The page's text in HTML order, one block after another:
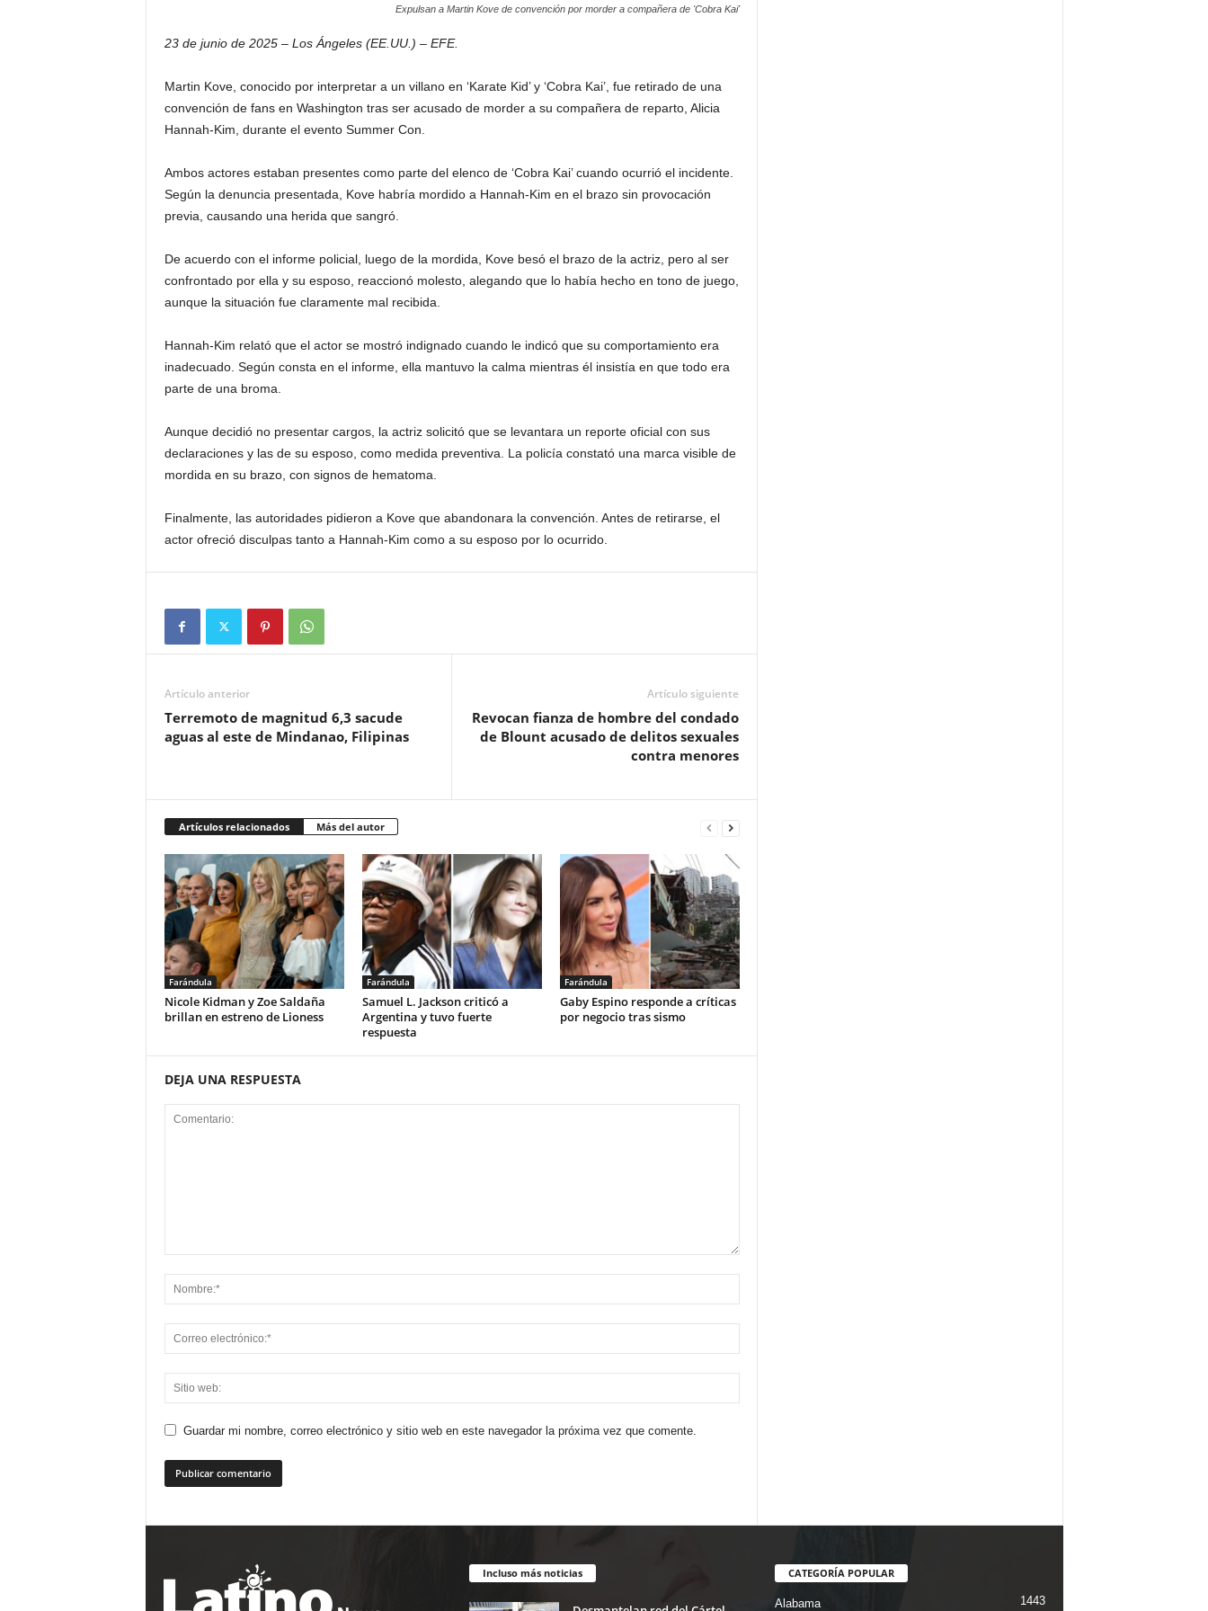
Expulsan a Martin Kove de convención por morder a compañera de 'Cobra Kai'
23 de junio de 2025 – Los Ángeles (EE.UU.) – EFE.
Martin Kove, conocido por interpretar a un villano en ‘Karate Kid’ y ‘Cobra Kai’, fue retirado de una
convención de fans en Washington tras ser acusado de morder a su compañera de reparto, Alicia
Hannah-Kim, durante el evento Summer Con.
Ambos actores estaban presentes como parte del elenco de ‘Cobra Kai’ cuando ocurrió el incidente.
Según la denuncia presentada, Kove habría mordido a Hannah-Kim en el brazo sin provocación
previa, causando una herida que sangró.
De acuerdo con el informe policial, luego de la mordida, Kove besó el brazo de la actriz, pero al ser
confrontado por ella y su esposo, reaccionó molesto, alegando que lo había hecho en tono de juego,
aunque la situación fue claramente mal recibida.
Hannah-Kim relató que el actor se mostró indignado cuando le indicó que su comportamiento era
inadecuado. Según consta en el informe, ella mantuvo la calma mientras él insistía en que todo era
parte de una broma.
Aunque decidió no presentar cargos, la actriz solicitó que se levantara un reporte oficial con sus
declaraciones y las de su esposo, como medida preventiva. La policía constató una marca visible de
mordida en su brazo, con signos de hematoma.
Finalmente, las autoridades pidieron a Kove que abandonara la convención. Antes de retirarse, el
actor ofreció disculpas tanto a Hannah-Kim como a su esposo por lo ocurrido.
Artículo anterior
Terremoto de magnitud 6,3 sacude
aguas al este de Mindanao, Filipinas
Artículo siguiente
Revocan fianza de hombre del condado
de Blount acusado de delitos sexuales
contra menores
Artículos relacionados Más del autor
Farándula
Nicole Kidman y Zoe Saldaña
brillan en estreno de Lioness
Farándula
Samuel L. Jackson criticó a
Argentina y tuvo fuerte
respuesta
Farándula
Gaby Espino responde a críticas
por negocio tras sismo
DEJA UNA RESPUESTA
Guardar mi nombre, correo electrónico y sitio web en este navegador la próxima vez que comente.
Incluso más noticias CATEGORÍA POPULAR
Alabama 1443